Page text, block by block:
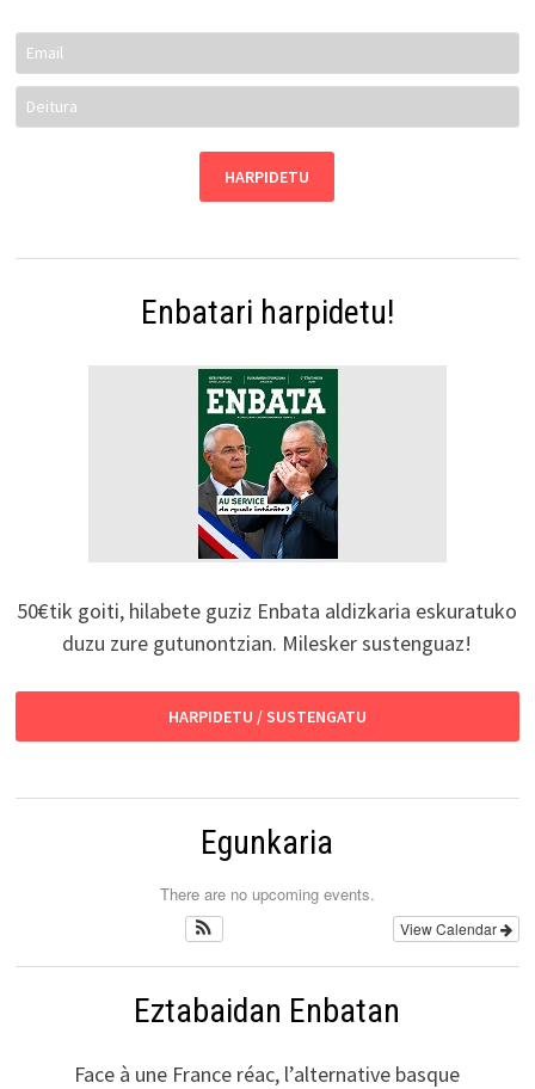
Enbatari harpidetu!
50€tik goiti, hilabete guziz Enbata aldizkaria eskuratuko
duzu zure gutunontzian. Milesker sustenguaz!
HARPIDETU / SUSTENGATU
Egunkaria
There are no upcoming events.
View Calendar
Eztabaidan Enbatan
Face à une France réac, l’alternative basque